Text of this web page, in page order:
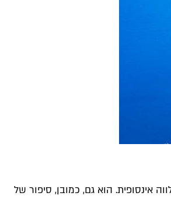
אינסופית. הוא גם, כמובן, סיפור של